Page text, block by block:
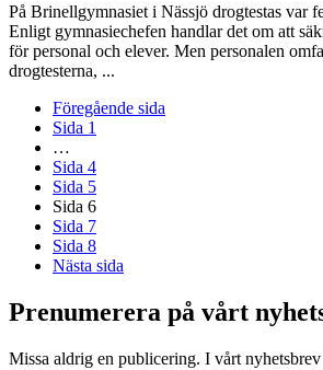
På Brinellgymnasiet i Nässjö drogtestas var
Enligt gymnasiechefen handlar det om att
för personal och elever. Men personalen
drogtesterna, ...
Föregående sida
Sida 1
…
Sida 4
Sida 5
Sida 6
Sida 7
Sida 8
Nästa sida
Prenumerera på vårt
Missa aldrig en publicering. I vårt